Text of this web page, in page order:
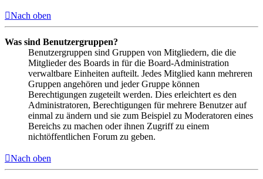
Nach oben
Was sind Benutzergruppen?
Benutzergruppen sind Gruppen von Mitgliedern, die die
Mitglieder des Boards in für die Board-Administration
verwaltbare Einheiten aufteilt. Jedes Mitglied kann mehreren
Gruppen angehören und jeder Gruppe können
Berechtigungen zugeteilt werden. Dies erleichtert es den
Administratoren, Berechtigungen für mehrere Benutzer auf
einmal zu ändern und sie zum Beispiel zu Moderatoren eines
Bereichs zu machen oder ihnen Zugriff zu einem
nichtöffentlichen Forum zu geben.
Nach oben